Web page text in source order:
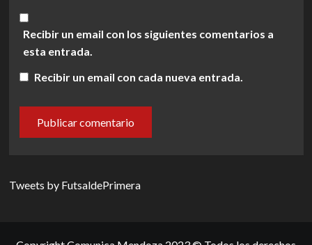
Recibir un email con los siguientes comentarios a
esta entrada.
Recibir un email con cada nueva entrada.
Tweets by FutsaldePrimera